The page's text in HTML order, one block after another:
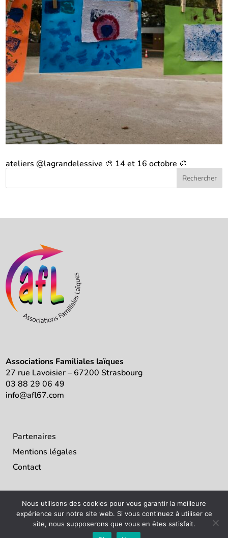
ateliers @lagrandelessive 🎨 14 et 16 octobre 🎨
Associations Familiales laïques
27 rue Lavoisier – 67200 Strasbourg
03 88 29 06 49
info@afl67.com
Partenaires
Mentions légales
Contact
Nous utilisons des cookies pour vous garantir la meilleure
expérience sur notre site web. Si vous continuez à utiliser ce
site, nous supposerons que vous en êtes satisfait.